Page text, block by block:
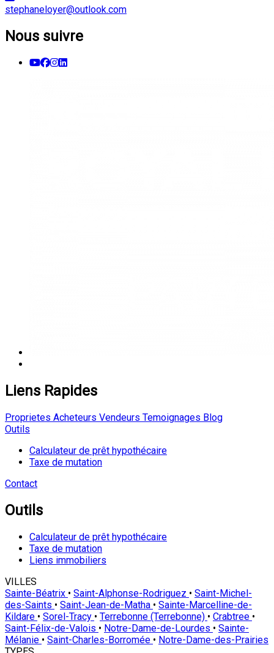
stephaneloyer@outlook.com
Nous suivre
Liens Rapides
Proprietes Acheteurs Vendeurs Temoignages Blog
Outils
Calculateur de prêt hypothécaire
Taxe de mutation
Contact
Outils
Calculateur de prêt hypothécaire
Taxe de mutation
Liens immobiliers
VILLES
Sainte-Béatrix • Saint-Alphonse-Rodriguez • Saint-Michel-
des-Saints • Saint-Jean-de-Matha • Sainte-Marcelline-de-
Kildare • Sorel-Tracy • Terrebonne (Terrebonne) • Crabtree •
Saint-Félix-de-Valois • Notre-Dame-de-Lourdes • Sainte-
Mélanie • Saint-Charles-Borromée • Notre-Dame-des-Prairies